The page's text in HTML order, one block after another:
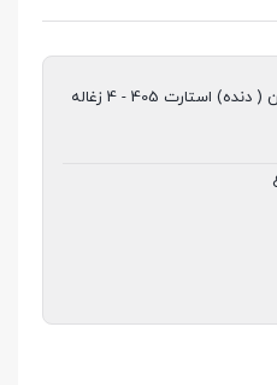
پنیون ( دنده) استارت 405 - 4 زغاله